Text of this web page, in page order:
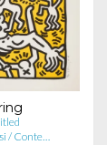
/ Conte…